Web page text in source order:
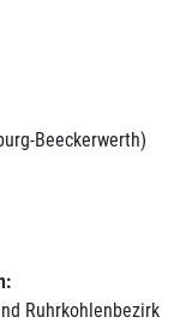
Beeckerwerth)
Ruhrkohlenbezirk